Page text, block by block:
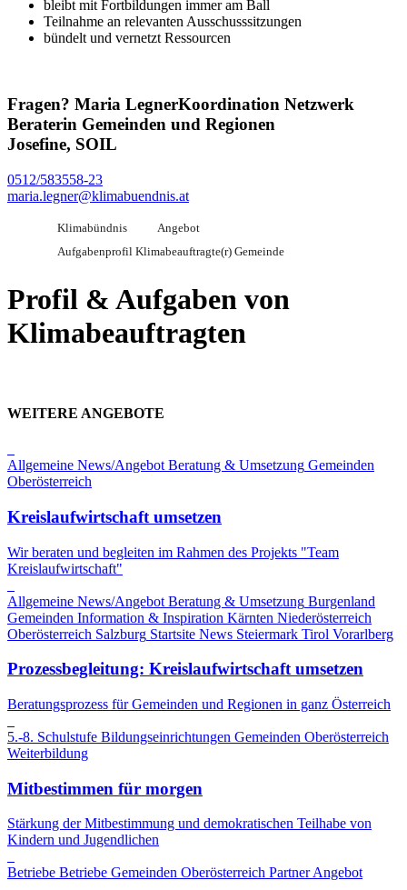
bleibt mit Fortbildungen immer am Ball
Teilnahme an relevanten Ausschusssitzungen
bündelt und vernetzt Ressourcen
Fragen? Maria LegnerKoordination Netzwerk
Beraterin Gemeinden und Regionen
Josefine, SOIL
0512/583558-23
maria.legner@klimabuendnis.at
Klimabündnis
Angebot
Aufgabenprofil Klimabeauftragte(r) Gemeinde
Profil & Aufgaben von
Klimabeauftragten
WEITERE ANGEBOTE
Allgemeine News/Angebot Beratung & Umsetzung Gemeinden
Oberösterreich
Kreislaufwirtschaft umsetzen
Wir beraten und begleiten im Rahmen des Projekts "Team
Kreislaufwirtschaft"
Allgemeine News/Angebot Beratung & Umsetzung Burgenland
Gemeinden Information & Inspiration Kärnten Niederösterreich
Oberösterreich Salzburg Startsite News Steiermark Tirol Vorarlberg
Prozessbegleitung: Kreislaufwirtschaft umsetzen
Beratungsprozess für Gemeinden und Regionen in ganz Österreich
5.-8. Schulstufe Bildungseinrichtungen Gemeinden Oberösterreich
Weiterbildung
Mitbestimmen für morgen
Stärkung der Mitbestimmung und demokratischen Teilhabe von
Kindern und Jugendlichen
Betriebe Betriebe Gemeinden Oberösterreich Partner Angebot